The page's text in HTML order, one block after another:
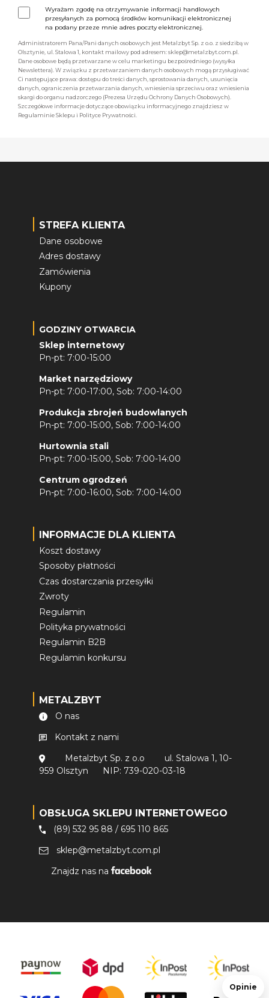
Wyrażam zgodę na otrzymywanie informacji handlowych
przesyłanych za pomocą środków komunikacji elektronicznej
na podany przeze mnie adres poczty elektronicznej.
Administratorem Pana/Pani danych osobowych jest Metalzbyt Sp. z o.o. z siedzibą w
Olsztynie, ul. Stalowa 1, kontakt mailowy pod adresem: sklep@metalzbyt.com.pl.
Dane osobowe będą przetwarzane w celu marketingu bezpośredniego (wysyłka
Newslettera). W związku z przetwarzaniem danych osobowych mogą przysługiwać
Ci następujące prawa: dostępu do treści danych, sprostowania danych, usunięcia
danych, ograniczenia przetwarzania danych, wniesienia sprzeciwu oraz wniesienia
skargi do organu nadzorczego (Prezesa Urzędu Ochrony Danych Osobowych).
Szczegółowe informacje dotyczące obowiązku informacyjnego znajdziesz w
Regulaminie Sklepu i Polityce Prywatności.
STREFA KLIENTA
Dane osobowe
Adres dostawy
Zamówienia
Kupony
GODZINY OTWARCIA
Sklep internetowy
Pn-pt: 7:00-15:00
Market narzędziowy
Pn-pt: 7:00-17:00, Sob: 7:00-14:00
Produkcja zbrojeń budowlanych
Pn-pt: 7:00-15:00, Sob: 7:00-14:00
Hurtownia stali
Pn-pt: 7:00-15:00, Sob: 7:00-14:00
Centrum ogrodzeń
Pn-pt: 7:00-16:00, Sob: 7:00-14:00
INFORMACJE DLA KLIENTA
Koszt dostawy
Sposoby płatności
Czas dostarczania przesyłki
Zwroty
Regulamin
Polityka prywatności
Regulamin B2B
Regulamin konkursu
METALZBYT
O nas
Kontakt z nami
Metalzbyt Sp. z o.o
ul. Stalowa 1, 10-
959 Olsztyn
NIP: 739-020-03-18
OBSŁUGA SKLEPU INTERNETOWEGO
(89) 532 95 88 / 695 110 865
sklep@metalzbyt.com.pl
Znajdz nas na
Opinie